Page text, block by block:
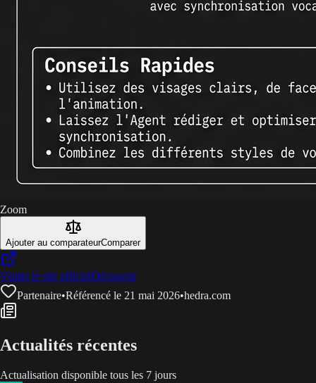
Zoom
Ajouter au comparateurComparer
Visiter le site officielDécouvrir
Partenaire•Référencé le 21 mai 2026•hedra.com
Actualités récentes
Actualisation disponible tous les 7 jours